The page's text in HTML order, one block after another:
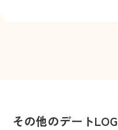
その他のデートLOG